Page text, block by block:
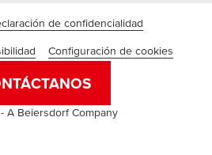
de confidencialidad
Configuración de cookies
de uso
A Beiersdorf Company